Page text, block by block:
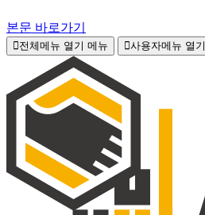
본문 바로가기
전체메뉴 열기 메뉴 사용자메뉴 열기